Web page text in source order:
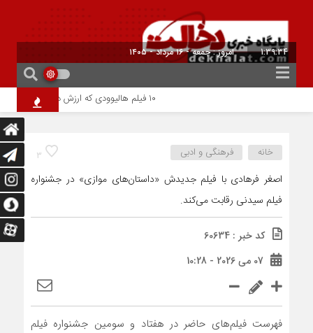
1:39:35 امروز : جمعه - ۱۶ مرداد - ۱۴۰۵
3 خانه فرهنگی و ادبی
اصغر فرهادی با فیلم جدیدش «داستان‌های موازی» در جشنواره
فیلم سیدنی رقابت می‌کند.
کد خبر : 60634
07 می 2026 - 10:28
فهرست فیلم‌های حاضر در هفتاد و سومین جشنواره فیلم